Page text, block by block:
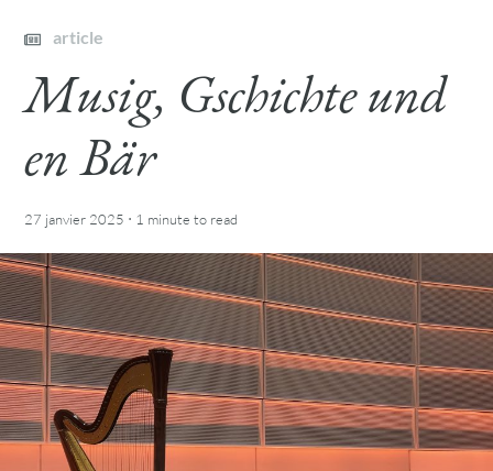
article
Musig, Gschichte und
en Bär
27 janvier 2025 · 1 minute to read